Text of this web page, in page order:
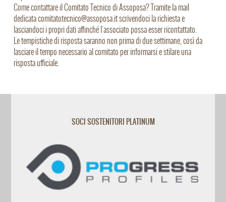
Come contattare il Comitato Tecnico di Assoposa? Tramite la mail
dedicata comitatotecnico@assoposa.it scrivendoci la richiesta e
lasciandoci i propri dati affinché l'associato possa esser ricontattato.
Le tempistiche di risposta saranno non prima di due settimane, così da
lasciare il tempo necessario al comitato per informarsi e stilare una
risposta ufficiale.
SOCI SOSTENITORI PLATINUM